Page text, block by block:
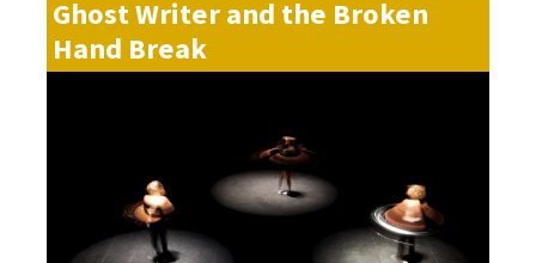
Ghost Writer and the Broken
Hand Break